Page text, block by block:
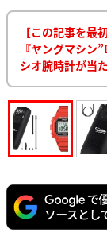
【この記事を最
『ヤングマシン
シオ腕時計が当